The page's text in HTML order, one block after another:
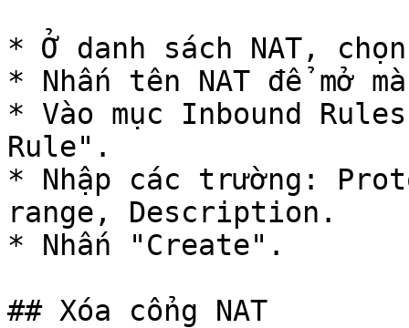
* Ở danh sách NAT,
* Nhấn tên NAT để mở
* Vào mục Inbound
Rule".
* Nhập các trường:
range, Description.
* Nhấn "Create".
## Xóa cổng NAT